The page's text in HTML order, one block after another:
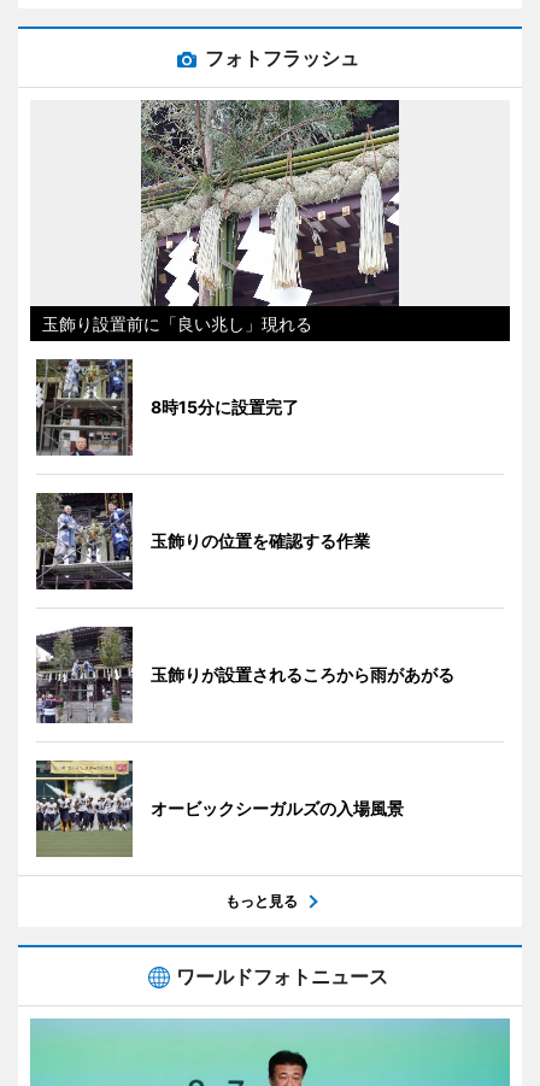
フォトフラッシュ
玉飾り設置前に「良い兆し」現れる
8時15分に設置完了
玉飾りの位置を確認する作業
玉飾りが設置されるころから雨があがる
オービックシーガルズの入場風景
もっと見る
ワールドフォトニュース